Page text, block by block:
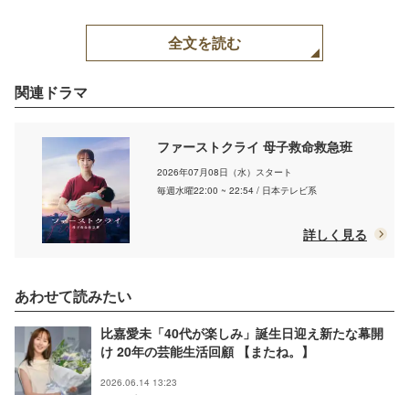
（C）日本テレビ
全文を読む
関連ドラマ
ファーストクライ 母子救命救急班
2026年07月08日（水）スタート
毎週水曜22:00 ~ 22:54 / 日本テレビ系
詳しく見る
あわせて読みたい
比嘉愛未「40代が楽しみ」誕生日迎え新たな幕開
け 20年の芸能生活回顧 【またね。】
2026.06.14 13:23